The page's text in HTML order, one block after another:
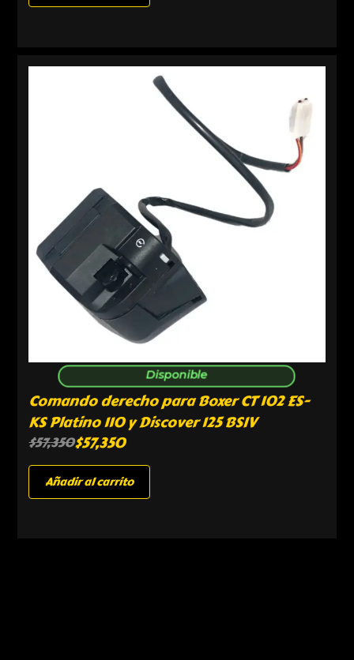
Disponible
Comando derecho para Boxer CT 102 ES-
KS Platino 110 y Discover 125 BSIV
$57,350$57,350
Añadir al carrito